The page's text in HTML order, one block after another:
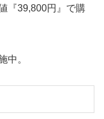
『39,800円』で購
中。